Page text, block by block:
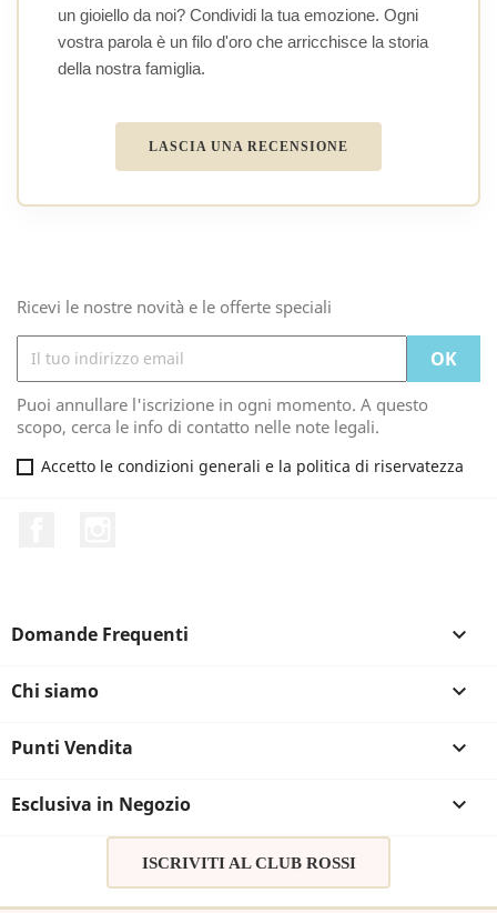
un gioiello da noi? Condividi la tua emozione. Ogni
vostra parola è un filo d'oro che arricchisce la storia
della nostra famiglia.
LASCIA UNA RECENSIONE
Ricevi le nostre novità e le offerte speciali
Puoi annullare l'iscrizione in ogni momento. A questo
scopo, cerca le info di contatto nelle note legali.
Accetto le condizioni generali e la politica di riservatezza
Domande Frequenti 
Chi siamo 
Punti Vendita 
Esclusiva in Negozio 
ISCRIVITI AL CLUB ROSSI